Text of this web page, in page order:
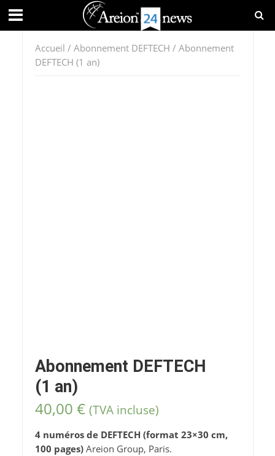
Accueil / Abonnement DEFTECH / Abonnement
DEFTECH (1 an)
Abonnement DEFTECH
(1 an)
40,00 € (TVA incluse)
4 numéros de DEFTECH (format 23×30 cm,
100 pages)Areion Group, Paris.